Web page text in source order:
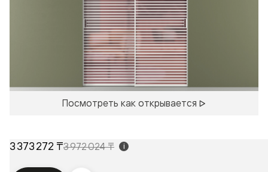
Посмотреть как открывается
3 373 272 ₸3 972 024 ₸ i